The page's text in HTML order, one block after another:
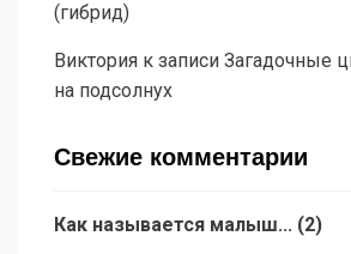
(гибрид)
Виктория к записи Загадочные
на подсолнух
Свежие комментарии
Как называется малыш... (2)